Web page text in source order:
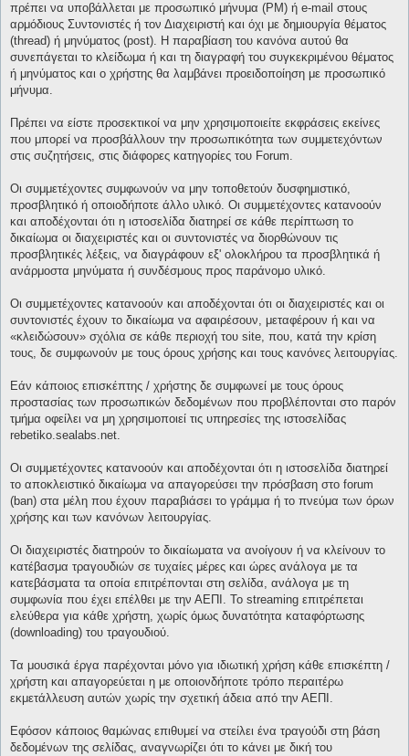
πρέπει να υποβάλλεται με προσωπικό μήνυμα (PM) ή e-mail στους
αρμόδιους Συντονιστές ή τον Διαχειριστή και όχι με δημιουργία θέματος
(thread) ή μηνύματος (post). Η παραβίαση του κανόνα αυτού θα
συνεπάγεται το κλείδωμα ή και τη διαγραφή του συγκεκριμένου θέματος
ή μηνύματος και ο χρήστης θα λαμβάνει προειδοποίηση με προσωπικό
μήνυμα.
Πρέπει να είστε προσεκτικοί να μην χρησιμοποιείτε εκφράσεις εκείνες
που μπορεί να προσβάλλουν την προσωπικότητα των συμμετεχόντων
στις συζητήσεις, στις διάφορες κατηγορίες του Forum.
Οι συμμετέχοντες συμφωνούν να μην τοποθετούν δυσφημιστικό,
προσβλητικό ή οποιοδήποτε άλλο υλικό. Οι συμμετέχοντες κατανοούν
και αποδέχονται ότι η ιστοσελίδα διατηρεί σε κάθε περίπτωση το
δικαίωμα οι διαχειριστές και οι συντονιστές να διορθώνουν τις
προσβλητικές λέξεις, να διαγράφουν εξ' ολοκλήρου τα προσβλητικά ή
ανάρμοστα μηνύματα ή συνδέσμους προς παράνομο υλικό.
Οι συμμετέχοντες κατανοούν και αποδέχονται ότι οι διαχειριστές και οι
συντονιστές έχουν το δικαίωμα να αφαιρέσουν, μεταφέρουν ή και να
«κλειδώσουν» σχόλια σε κάθε περιοχή του site, που, κατά την κρίση
τους, δε συμφωνούν με τους όρους χρήσης και τους κανόνες λειτουργίας.
Εάν κάποιος επισκέπτης / χρήστης δε συμφωνεί με τους όρους
προστασίας των προσωπικών δεδομένων που προβλέπονται στο παρόν
τμήμα οφείλει να μη χρησιμοποιεί τις υπηρεσίες της ιστοσελίδας
rebetiko.sealabs.net.
Οι συμμετέχοντες κατανοούν και αποδέχονται ότι η ιστοσελίδα διατηρεί
το αποκλειστικό δικαίωμα να απαγορεύσει την πρόσβαση στο forum
(ban) στα μέλη που έχουν παραβιάσει το γράμμα ή το πνεύμα των όρων
χρήσης και των κανόνων λειτουργίας.
Οι διαχειριστές διατηρούν το δικαίωματα να ανοίγουν ή να κλείνουν το
κατέβασμα τραγουδιών σε τυχαίες μέρες και ώρες ανάλογα με τα
κατεβάσματα τα οποία επιτρέπονται στη σελίδα, ανάλογα με τη
συμφωνία που έχει επέλθει με την ΑΕΠΙ. Το streaming επιτρέπεται
ελεύθερα για κάθε χρήστη, χωρίς όμως δυνατότητα καταφόρτωσης
(downloading) του τραγουδιού.
Τα μουσικά έργα παρέχονται μόνο για ιδιωτική χρήση κάθε επισκέπτη /
χρήστη και απαγορεύεται η με οποιονδήποτε τρόπο περαιτέρω
εκμετάλλευση αυτών χωρίς την σχετική άδεια από την ΑΕΠΙ.
Εφόσον κάποιος θαμώνας επιθυμεί να στείλει ένα τραγούδι στη βάση
δεδομένων της σελίδας, αναγνωρίζει ότι το κάνει με δική του